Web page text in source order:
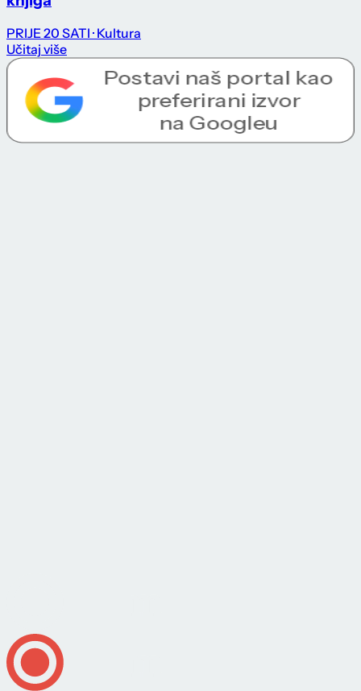
PRIJE 20 SATI · Kultura
Učitaj više